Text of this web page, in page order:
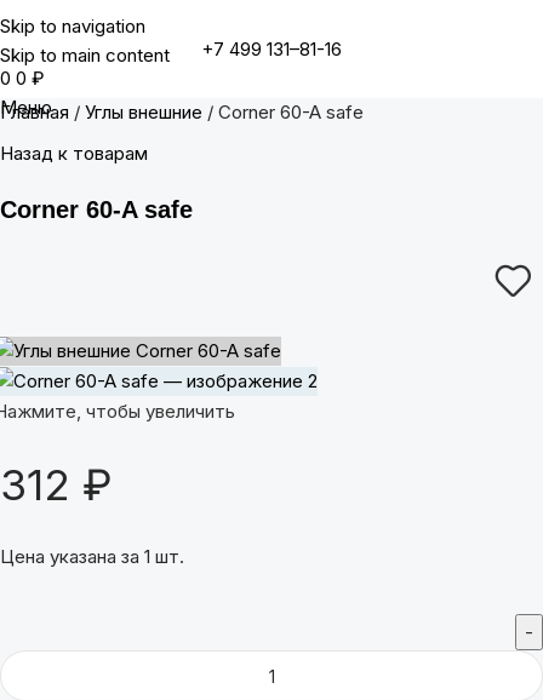
Skip to navigation
Skip to main content
+7 499 131–81-16
0 0 ₽
Меню
Главная Углы внешние
Corner 60-A safe
Назад к товарам
Corner 60-A safe
чтобы увеличить
312 ₽
Цена указана за 1 шт.